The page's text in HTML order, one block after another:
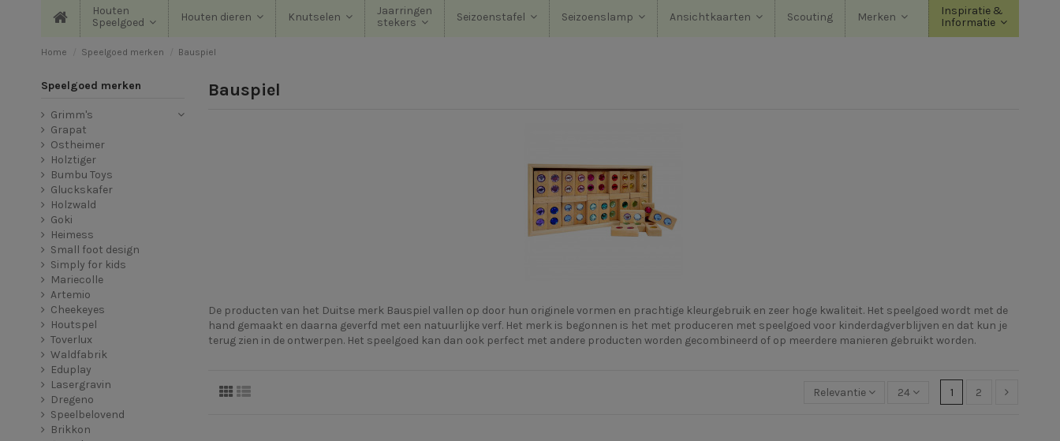
Houten
Speelgoed
Houten dieren Knutselen
Jaarringen
stekers
Seizoenstafel Seizoenslamp Ansichtkaarten Scouting Merken
Inspiratie &
Informatie
Home Speelgoed merken Bauspiel
Bauspiel
De producten van het Duitse merk Bauspiel vallen op door hun originele vormen en prachtige kleurgebruik en zeer hoge kwaliteit. Het speelgoed wordt met de
hand gemaakt en daarna geverfd met een natuurlijke verf. Het merk is begonnen is het met produceren met speelgoed voor kinderdagverblijven en dat kun je
terug zien in de ontwerpen. Het speelgoed kan dan ook perfect met andere producten worden gecombineerd of op meerdere manieren gebruikt worden.
Relevantie 24 1 2
Speelgoed merken
Grimm's
Grapat
Ostheimer
Holztiger
Bumbu Toys
Gluckskafer
Holzwald
Goki
Heimess
Small foot design
Simply for kids
Mariecolle
Artemio
Cheekeyes
Houtspel
Toverlux
Waldfabrik
Eduplay
Lasergravin
Dregeno
Speelbelovend
Brikkon